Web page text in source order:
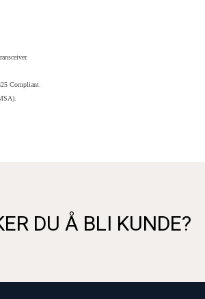
Compliant
DU Å BLI KUNDE?